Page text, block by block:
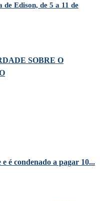
de Edison, de 5 a 11 de
SOBRE O
é condenado a pagar 10...